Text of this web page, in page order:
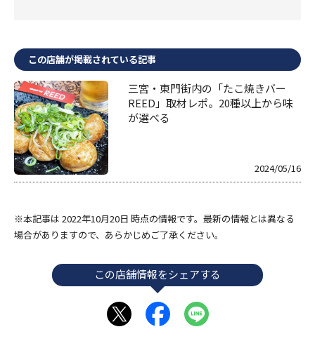
この店舗が掲載されている記事
三宮・東門街内の「たこ焼きバー
REED」取材レポ。20種以上から味
が選べる
2024/05/16
※本記事は 2022年10月20日 時点の情報です。最新の情報とは異なる
場合がありますので、あらかじめご了承ください。
この店舗情報をシェアする